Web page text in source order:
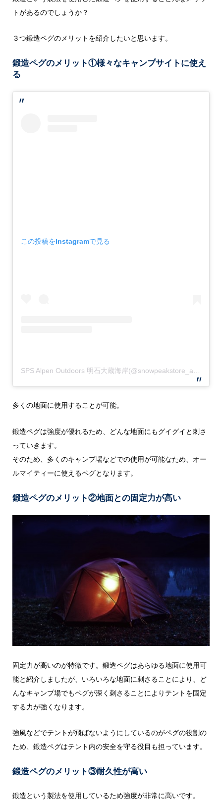
トがあるのでしょうか？
３つ鍛造ペグのメリットを紹介したいと思います。
鍛造ペグのメリット①様々なキャンプサイトに使え
る
この投稿をInstagramで見る
SPS Alpen Outdoors 明石大蔵海岸(@snowpeakstore_alpenakashi)がシェアした投稿
多くの地面に使用することが可能。
鍛造ペグは強度が優れるため、どんな地面にもグイグイと刺さ
っていきます。
そのため、多くのキャンプ場などでの使用が可能なため、オー
ルマイティーに使えるペグとなります。
鍛造ペグのメリット②地面との固定力が高い
固定力が高いのが特徴です。鍛造ペグはあらゆる地面に使用可
能と紹介しましたが、いろいろな地面に刺さることにより、ど
んなキャンプ場でもペグが深く刺さることによりテントを固定
する力が強くなります。
強風などでテントが飛ばないようにしているのがペグの役割の
ため、鍛造ペグはテント内の安全を守る役目も担っています。
鍛造ペグのメリット③耐久性が高い
鍛造という製法を使用しているため強度が非常に高いです。